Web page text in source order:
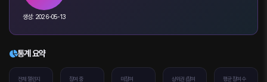
생성: 2026-05-13
통계 요약
전체 챌린지 참여 중 미참여
상위권 (참여
평균 참여 수